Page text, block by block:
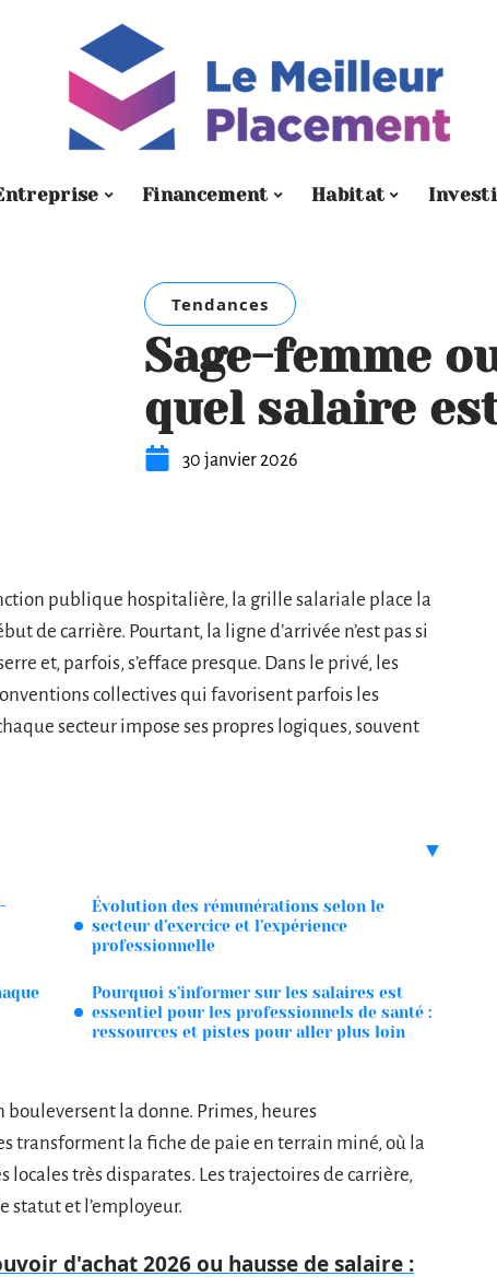
Financement Habitat
Tendances
Sage-femme
quel salaire
30 janvier 2026
publique hospitalière, la grille salariale place la
de carrière. Pourtant, la ligne d’arrivée n’est pas si
et, parfois, s’efface presque. Dans le privé, les
collectives qui favorisent parfois les
secteur impose ses propres logiques, souvent
Évolution des rémunérations selon le
secteur d’exercice et l’expérience
professionnelle
Pourquoi s’informer sur les salaires est
essentiel pour les professionnels de santé :
ressources et pistes pour aller plus loin
bouleversent la donne. Primes, heures
transforment la fiche de paie en terrain miné, où la
très disparates. Les trajectoires de carrière,
statut et l’employeur.
d'achat 2026 ou hausse de salaire :